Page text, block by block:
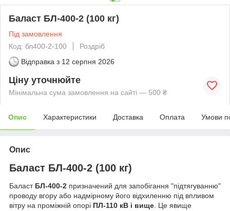
Баласт БЛ-400-2 (100 кг)
Під замовлення
Код: бл400-2-100
Роздріб
Відправка з 12 серпня 2026
Ціну уточнюйте
Мінімальна сума замовлення на сайті — 500 ₴
Опис Характеристики Доставка Оплата Умови
Опис
Баласт БЛ-400-2 (100 кг)
Баласт БЛ-400-2 призначений для запобігання "підтягуванню"
проводу вгору або надмірному його відхиленню під впливом
вітру на проміжній опорі ПЛ-110 кВ і вище. Це явище